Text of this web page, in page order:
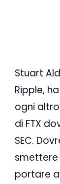
Stuart
Ripple,
ogni
di FTX
SEC.
smettere
portare